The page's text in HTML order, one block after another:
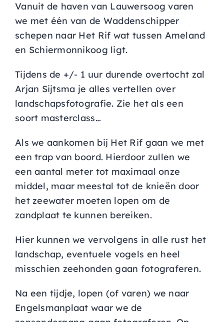
Vanuit de haven van Lauwersoog varen
we met één van de Waddenschipper
schepen naar Het Rif wat tussen Ameland
en Schiermonnikoog ligt.
Tijdens de +/- 1 uur durende overtocht zal
Arjan Sijtsma je alles vertellen over
landschapsfotografie. Zie het als een
soort masterclass…
Als we aankomen bij Het Rif gaan we met
een trap van boord. Hierdoor zullen we
een aantal meter tot maximaal onze
middel, maar meestal tot de knieën door
het zeewater moeten lopen om de
zandplaat te kunnen bereiken.
Hier kunnen we vervolgens in alle rust het
landschap, eventuele vogels en heel
misschien zeehonden gaan fotograferen.
Na een tijdje, lopen (of varen) we naar
Engelsmanplaat waar we de